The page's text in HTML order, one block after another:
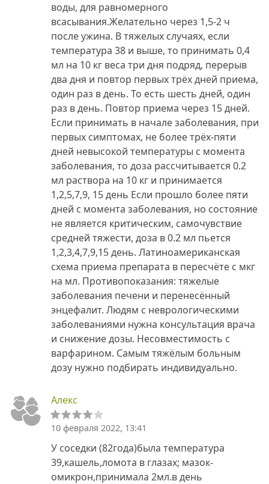
воды, для равномерного
всасывания.Желательно через 1,5-2 ч
после ужина. В тяжелых случаях, если
температура 38 и выше, то принимать 0,4
мл на 10 кг веса три дня подряд, перерыв
два дня и повтор первых трёх дней приема,
один раз в день. То есть шесть дней, один
раз в день. Повтор приема через 15 дней.
Если принимать в начале заболевания, при
первых симптомах, не более трёх-пяти
дней невысокой температуры с момента
заболевания, то доза рассчитывается 0.2
мл раствора на 10 кг и принимается
1,2,5,7,9, 15 день Если прошло более пяти
дней с момента заболевания, но состояние
не является критическим, самочувствие
средней тяжести, доза в 0.2 мл пьется
1,2,3,4,7,9,15 день. Латиноамериканская
схема приема препарата в пересчёте с мкг
на мл. Противопоказания: тяжелые
заболевания печени и перенесённый
энцефалит. Людям с неврологическими
заболеваниями нужна консультация врача
и снижение дозы. Несовместимость с
варфарином. Самым тяжёлым больным
дозу нужно подбирать индивидуально.
Алекс
10 февраля 2022, 13:41
У соседки (82года)была температура
39,кашель,ломота в глазах; мазок-
омикрон,принимала 2мл.в день